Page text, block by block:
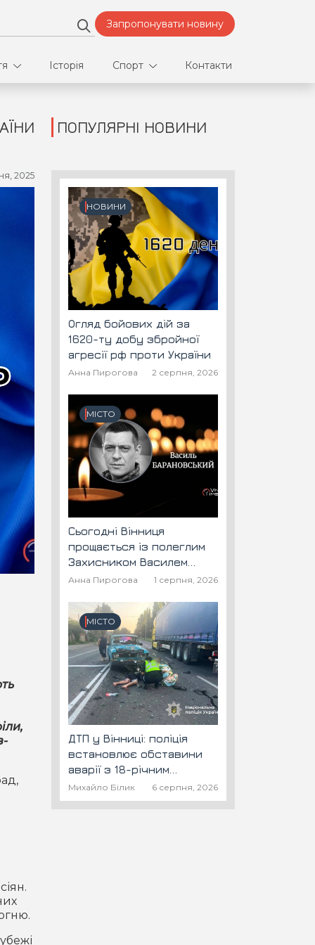
Запропонувати новину
Історія Спорт
Футбол
Контакти
2025
ПОПУЛЯРНІ НОВИНИ
НОВИНИ
Огляд бойових дій за
1620-ту добу збройної
агресії рф проти України
Анна Пирогова 2 серпня, 2026
МІСТО
Сьогодні Вінниця
прощається із полеглим
Захисником Василем
Барановським "Шторм"
Анна Пирогова 1 серпня, 2026
МІСТО
ДТП у Вінниці: поліція
встановлює обставини
аварії з 18-річним
скутеристом
Михайло Білик 6 серпня, 2026